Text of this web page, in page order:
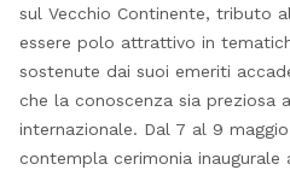
sul Vecchio Continente, tributo
essere polo attrattivo in
sostenute dai suoi emeriti
che la conoscenza sia preziosa
internazionale. Dal 7 al 9
contempla cerimonia inaugurale